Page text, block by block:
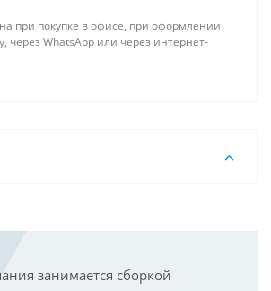
при покупке в офисе, при оформлении
через WhatsApp или через интернет-
занимается сборкой